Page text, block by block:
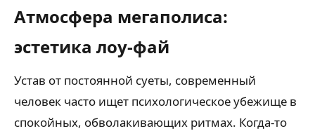
Атмосфера мегаполиса:
эстетика лоу-фай
Устав от постоянной суеты, современный
человек часто ищет психологическое убежище в
спокойных, обволакивающих ритмах. Когда-то